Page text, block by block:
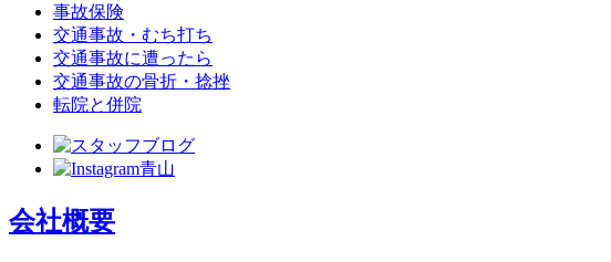
事故保険
交通事故・むち打ち
交通事故に遭ったら
交通事故の骨折・捻挫
転院と併院
会社概要